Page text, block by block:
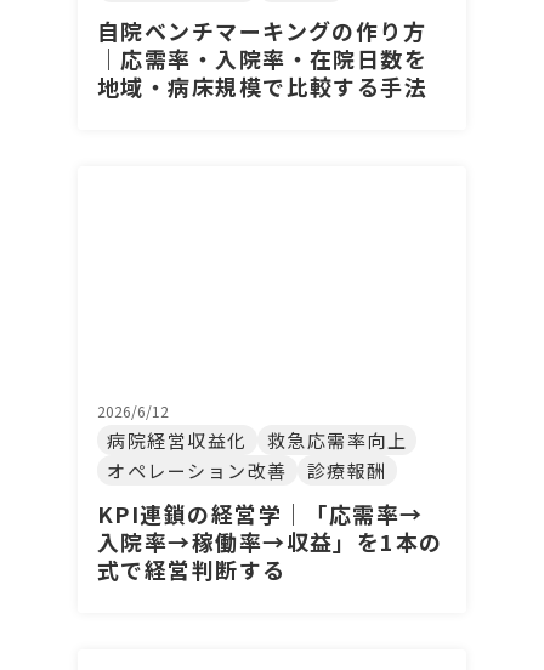
自院ベンチマーキングの作り方
｜応需率・入院率・在院日数を
地域・病床規模で比較する手法
2026/6/12
病院経営収益化
救急応需率向上
オペレーション改善
診療報酬
KPI連鎖の経営学｜「応需率→
入院率→稼働率→収益」を1本の
式で経営判断する